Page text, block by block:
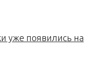
уже появились на